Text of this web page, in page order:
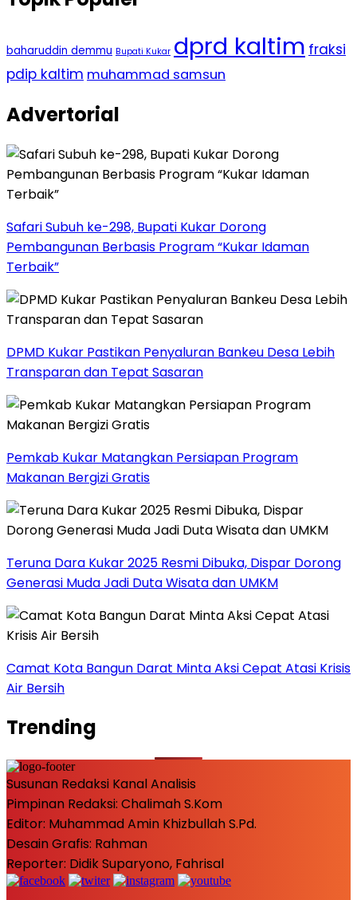
baharuddin demmu Bupati Kukar dprd kaltim fraksi
pdip kaltim muhammad samsun
Advertorial
Safari Subuh ke-298, Bupati Kukar Dorong
Pembangunan Berbasis Program “Kukar Idaman
Terbaik”
DPMD Kukar Pastikan Penyaluran Bankeu Desa Lebih
Transparan dan Tepat Sasaran
Pemkab Kukar Matangkan Persiapan Program
Makanan Bergizi Gratis
Teruna Dara Kukar 2025 Resmi Dibuka, Dispar Dorong
Generasi Muda Jadi Duta Wisata dan UMKM
Camat Kota Bangun Darat Minta Aksi Cepat Atasi Krisis
Air Bersih
Trending
Susunan Redaksi Kanal Analisis
Pimpinan Redaksi: Chalimah S.Kom
Editor: Muhammad Amin Khizbullah S.Pd.
Desain Grafis: Rahman
Reporter: Didik Suparyono, Fahrisal